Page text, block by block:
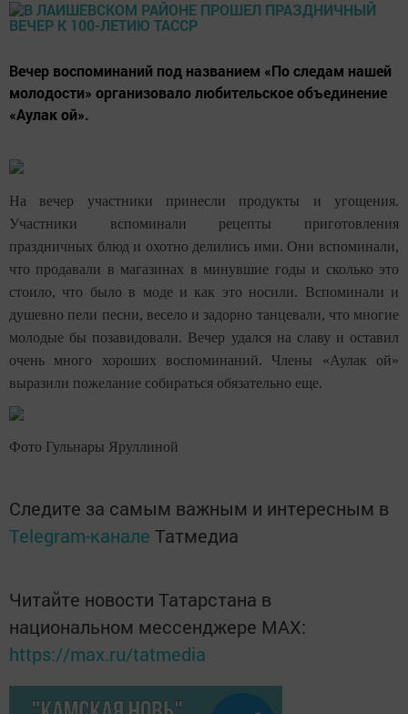
Вечер воспоминаний под названием «По следам нашей
молодости» организовало любительское объединение
«Аулак ой».
На вечер участники принесли продукты и угощения.
Участники вспоминали рецепты приготовления
праздничных блюд и охотно делились ими. Они вспоминали,
что продавали в магазинах в минувшие годы и сколько это
стоило, что было в моде и как это носили. Вспоминали и
душевно пели песни, весело и задорно танцевали, что многие
молодые бы позавидовали. Вечер удался на славу и оставил
очень много хороших воспоминаний. Члены «Аулак ой»
выразили пожелание собираться обязательно еще.
Фото Гульнары Яруллиной
Следите за самым важным и интересным в
Telegram-канале Татмедиа
Читайте новости Татарстана в
национальном мессенджере MАХ:
https://max.ru/tatmedia